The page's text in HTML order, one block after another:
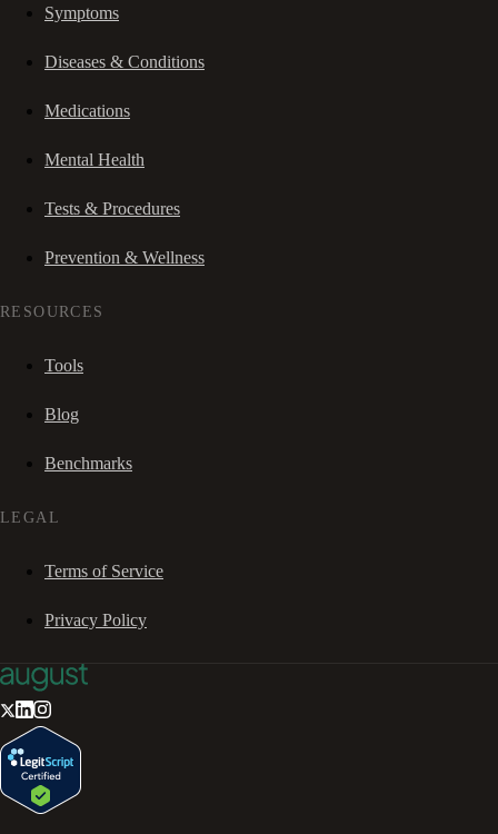
Symptoms
Diseases & Conditions
Medications
Mental Health
Tests & Procedures
Prevention & Wellness
RESOURCES
Tools
Blog
Benchmarks
LEGAL
Terms of Service
Privacy Policy